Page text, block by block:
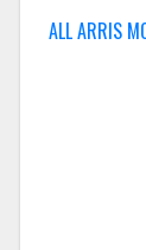
ALL ARRIS